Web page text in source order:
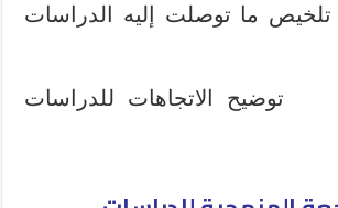
توصلت إليه الدراسات
للدراسات